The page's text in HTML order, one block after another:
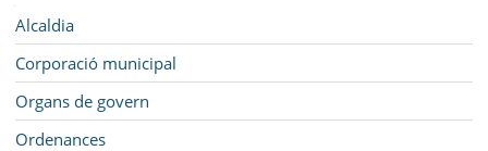
SEU ELECTRÒNICA
BELL-LLOC SOLUCIONA
Alcaldia
Corporació municipal
Organs de govern
Ordenances